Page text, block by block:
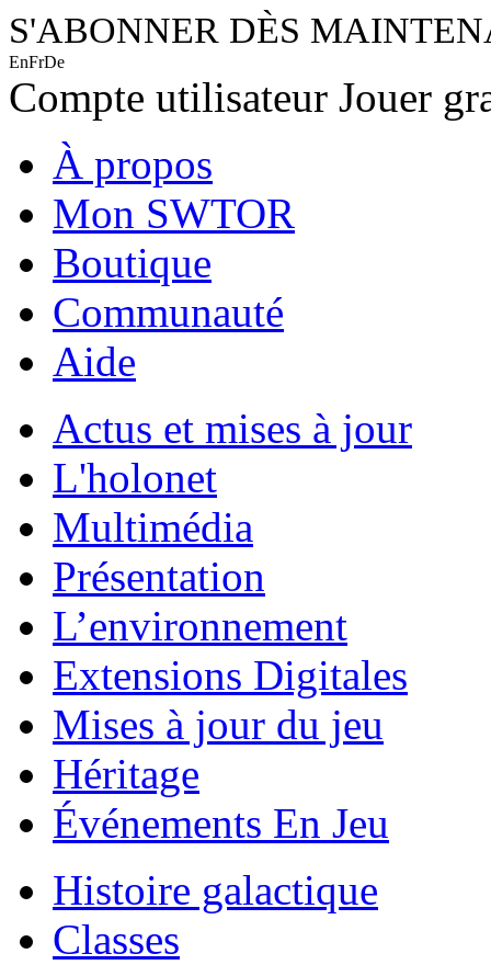
S'ABONNER DÈS
EnFrDe
Compte utilisateur Jouer
À propos
Mon SWTOR
Boutique
Communauté
Aide
Actus et mises à jour
L'holonet
Multimédia
Présentation
L’environnement
Extensions Digitales
Mises à jour du jeu
Héritage
Événements En Jeu
Histoire galactique
Classes